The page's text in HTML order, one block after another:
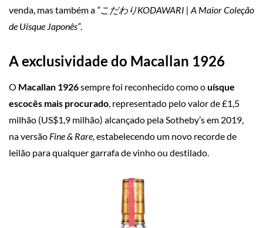
venda, mas também a “こだわりKODAWARI | A Maior Coleção
de Uísque Japonês”.
A exclusividade do Macallan 1926
O Macallan 1926sempre foi reconhecido como ouísque
escocês mais procurado, representado pelo valor de £1,5
milhão (US$1,9 milhão) alcançado pela Sotheby’s em 2019,
na versão Fine & Rare, estabelecendo um novo recorde de
leilão para qualquer garrafa de vinho ou destilado.